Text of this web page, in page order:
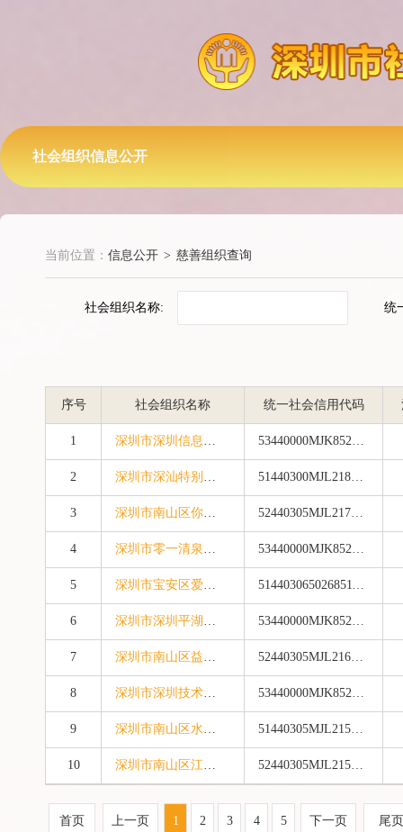
社会组织信息公开
当前位置： 信息公开 > 慈善组织查询
社会组织名称: 统
序号 社会组织名称 统一社会信用代码
1 深圳市深圳信息职业技术大学教育基金会 53440000MJK8525085
2 深圳市深汕特别合作区慈善会 51440300MJL218402M
3 深圳市南山区你我伙伴公益服务中心 52440305MJL21775XD
4 深圳市零一清泉教育基金会 53440000MJK8524447
5 深圳市宝安区爱心一族协会 51440306502685118F
6 深圳市深圳平湖实验室科研基金会 53440000MJK8523996
7 深圳市南山区益起共创公益服务中心 52440305MJL216351Q
8 深圳市深圳技术大学教育基金会 53440000MJK852372E
9 深圳市南山区水木公益发展促进会 51440305MJL2157897
10 深圳市南山区江遇社会公益服务中心 52440305MJL2154719
首页 上一页 1 2 3 4 5 下一页 尾页